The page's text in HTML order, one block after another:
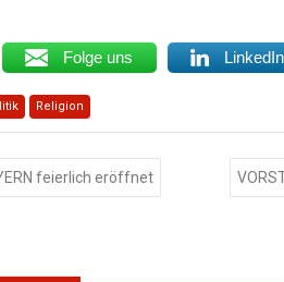
Folge uns LinkedIn
Religion
feierlich eröffnet